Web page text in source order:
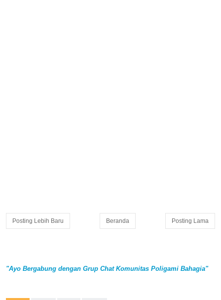
Posting Lebih Baru Posting Lama
Beranda
"Ayo Bergabung dengan Grup Chat Komunitas Poligami Bahagia"